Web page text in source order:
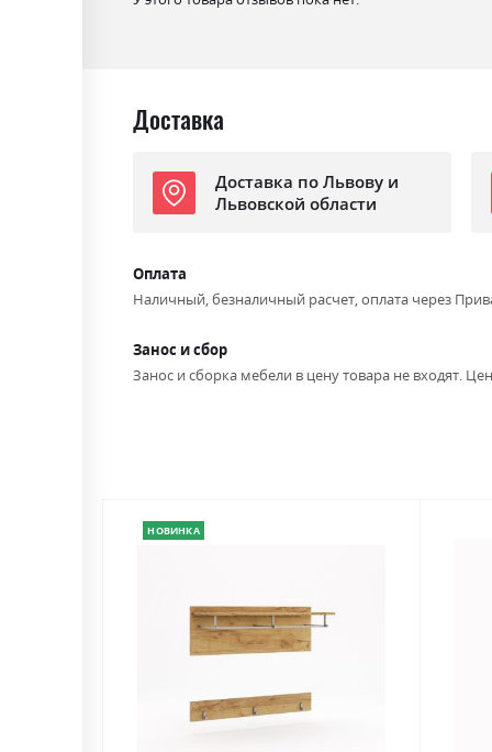
Доставка
Доставка по Львову и
Львовской области
Оплата
Наличный, безналичный расчет, оплата через
Занос и сбор
Занос и сборка мебели в цену товара не входят.
НОВИНКА